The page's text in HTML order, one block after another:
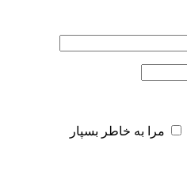
مرا به خاطر بسپار